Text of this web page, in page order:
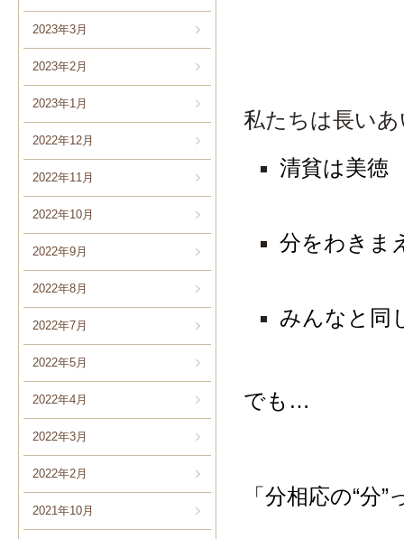
2023年3月
2023年2月
2023年1月
2022年12月
2022年11月
2022年10月
2022年9月
2022年8月
2022年7月
2022年5月
2022年4月
2022年3月
2022年2月
2021年10月
私たちは長い
清貧は美徳
分をわきま
みんなと同
でも…
「分相応の“分